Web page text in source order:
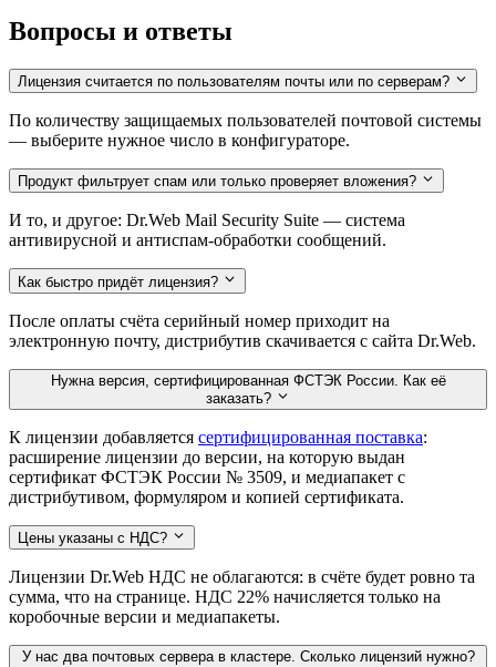
Вопросы и ответы
Лицензия считается по пользователям почты или по серверам?
По количеству защищаемых пользователей почтовой системы
— выберите нужное число в конфигураторе.
Продукт фильтрует спам или только проверяет вложения?
И то, и другое: Dr.Web Mail Security Suite — система
антивирусной и антиспам-обработки сообщений.
Как быстро придёт лицензия?
После оплаты счёта серийный номер приходит на
электронную почту, дистрибутив скачивается с сайта Dr.Web.
Нужна версия, сертифицированная ФСТЭК России. Как её
заказать?
К лицензии добавляется сертифицированная поставка:
расширение лицензии до версии, на которую выдан
сертификат ФСТЭК России № 3509, и медиапакет с
дистрибутивом, формуляром и копией сертификата.
Цены указаны с НДС?
Лицензии Dr.Web НДС не облагаются: в счёте будет ровно та
сумма, что на странице. НДС 22% начисляется только на
коробочные версии и медиапакеты.
У нас два почтовых сервера в кластере. Сколько лицензий нужно?